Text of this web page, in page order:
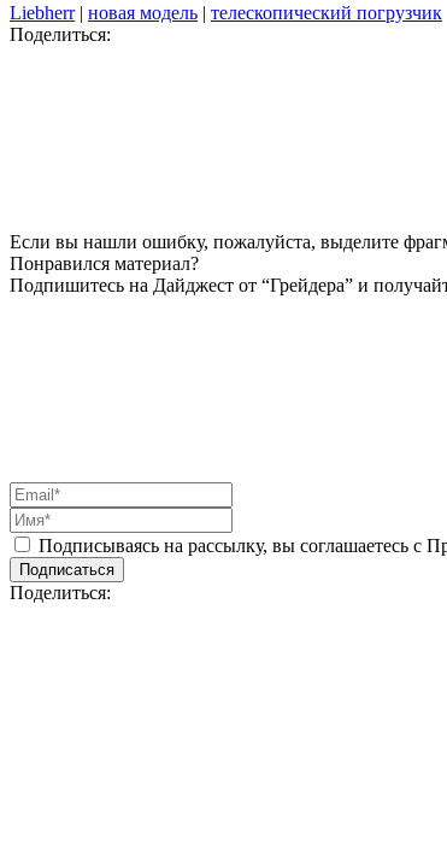
Liebherr| новая модель | телескопический погрузчик
Поделиться:
Если вы нашли ошибку, пожалуйста, выделите
Понравился материал?
Подпишитесь на Дайджест от “Грейдера” и
Подписываясь на рассылку, вы соглашаетесь с
Подписаться
Поделиться: